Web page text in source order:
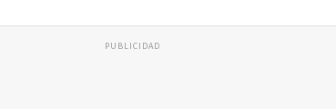
PUBLICIDAD